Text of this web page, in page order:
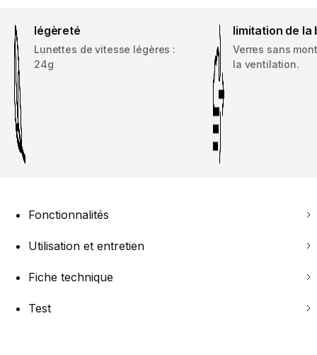
légèreté
Lunettes de vitesse légères :
24g
limitation de la
Verres sans
la ventilation.
Fonctionnalités
Utilisation et entretien
Fiche technique
Test